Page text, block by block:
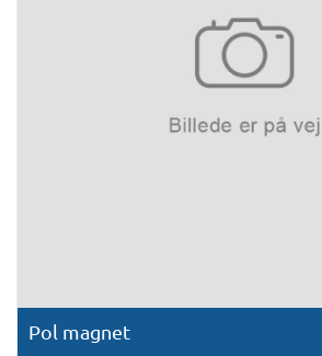
Pol magnet